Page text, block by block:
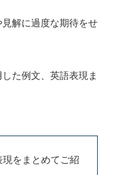
解に過度な期待をせ
た例文、英語表現ま
をまとめてご紹